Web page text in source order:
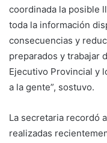
coordinada la posible
toda la información
consecuencias y
preparados y trabajar
Ejecutivo Provincial y
a la gente”, sostuvo.
La secretaria recordó
realizadas